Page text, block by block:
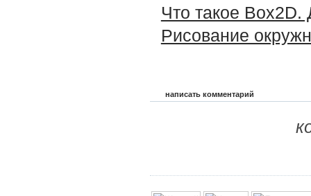
Что такое Box2D.
Рисование
написать комментарий